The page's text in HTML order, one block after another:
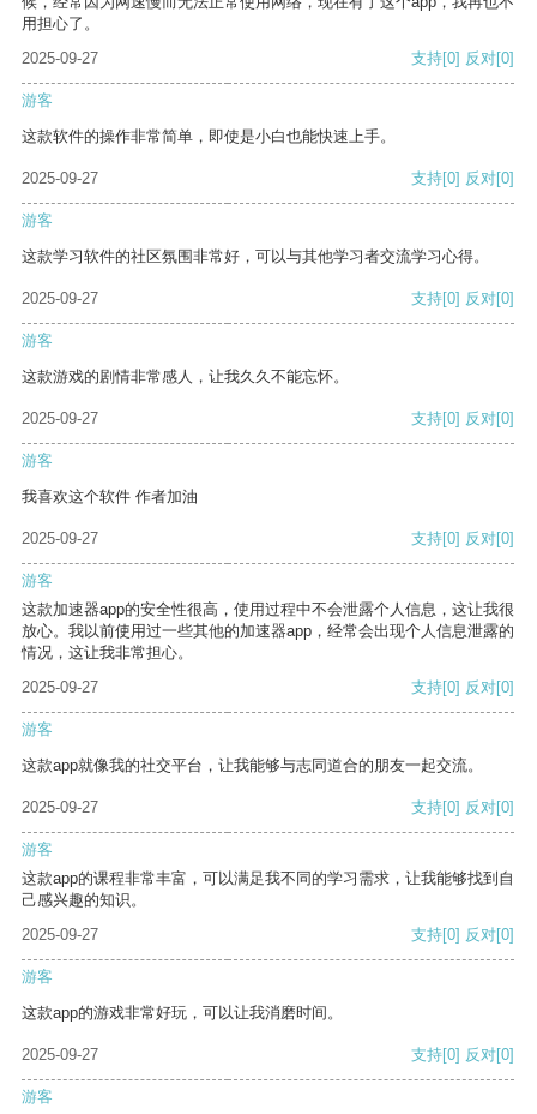
用担心了。
2025-09-27
支持[0] 反对[0]
游客
这款软件的操作非常简单，即使是小白也能快速上手。
2025-09-27 支持[0] 反对[0]
游客
这款学习软件的社区氛围非常好，可以与其他学习者交流学习心得。
2025-09-27 支持[0] 反对[0]
游客
这款游戏的剧情非常感人，让我久久不能忘怀。
2025-09-27 支持[0] 反对[0]
游客
我喜欢这个软件 作者加油
2025-09-27 支持[0] 反对[0]
游客
这款加速器app的安全性很高，使用过程中不会泄露个人信息，这让我很
放心。我以前使用过一些其他的加速器app，经常会出现个人信息泄露的
情况，这让我非常担心。
2025-09-27
支持[0] 反对[0]
游客
这款app就像我的社交平台，让我能够与志同道合的朋友一起交流。
2025-09-27 支持[0] 反对[0]
游客
这款app的课程非常丰富，可以满足我不同的学习需求，让我能够找到自
己感兴趣的知识。
2025-09-27
支持[0] 反对[0]
游客
这款app的游戏非常好玩，可以让我消磨时间。
2025-09-27 支持[0] 反对[0]
游客